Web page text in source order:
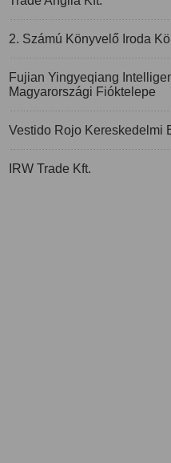
2. Számú Könyvelő Iroda
Fujian Yingyeqiang
Magyarországi Fióktelepe
Vestido Rojo Kereskedelmi
IRW Trade Kft.